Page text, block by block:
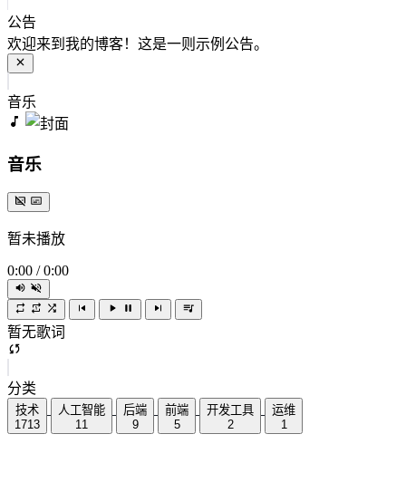
公告
欢迎来到我的博客！这是一则示例公告。
音乐
音乐
暂未播放
0:00 / 0:00
暂无歌词
分类
技术
1713
人工智能
11
后端
9
前端
5
开发工具
2
运维
1